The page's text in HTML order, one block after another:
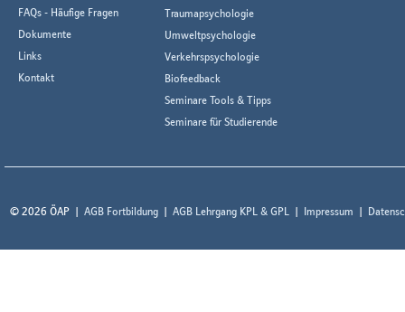
FAQs - Häufige Fragen
Dokumente
Links
Kontakt
Traumapsychologie
Umweltpsychologie
Verkehrspsychologie
Biofeedback
Seminare Tools & Tipps
Seminare für Studierende
© 2026 ÖAP AGB Fortbildung AGB Lehrgang KPL & GPL Impressum